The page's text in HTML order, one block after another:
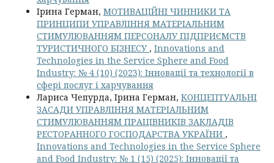
Ірина Герман, МОТИВАЦІЙНІ ЧИННИКИ ТА
ПРИНЦИПИ УПРАВЛІННЯ МАТЕРІАЛЬНИМ
СТИМУЛЮВАННЯМ ПЕРСОНАЛУ ПІДПРИЄМСТВ
ТУРИСТИЧНОГО БІЗНЕСУ , Innovations and
Technologies in the Service Sphere and Food
Industry: № 4 (10) (2023): Інновації та технології в
сфері послуг і харчування
Лариса Чепурда, Ірина Герман, КОНЦЕПТУАЛЬНІ
ЗАСАДИ УПРАВЛІННЯ МАТЕРІАЛЬНИМ
СТИМУЛЮВАННЯМ ПРАЦІВНИКІВ ЗАКЛАДІВ
РЕСТОРАННОГО ГОСПОДАРСТВА УКРАЇНИ ,
Innovations and Technologies in the Service Sphere
and Food Industry: № 1 (15) (2025): Інновації та